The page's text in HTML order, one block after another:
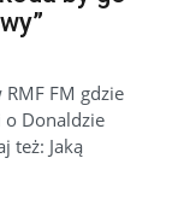
FM gdzie
o Donaldzie
też: Jaką